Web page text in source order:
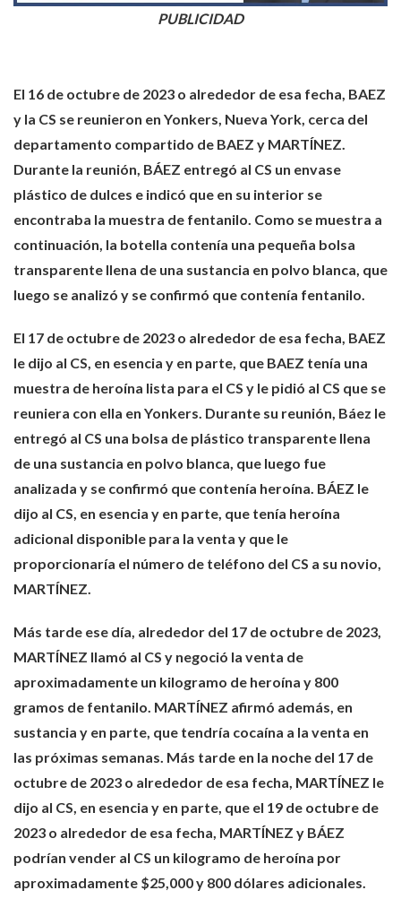
PUBLICIDAD
El 16 de octubre de 2023 o alrededor de esa fecha, BAEZ
y la CS se reunieron en Yonkers, Nueva York, cerca del
departamento compartido de BAEZ y MARTÍNEZ.
Durante la reunión, BÁEZ entregó al CS un envase
plástico de dulces e indicó que en su interior se
encontraba la muestra de fentanilo. Como se muestra a
continuación, la botella contenía una pequeña bolsa
transparente llena de una sustancia en polvo blanca, que
luego se analizó y se confirmó que contenía fentanilo.
El 17 de octubre de 2023 o alrededor de esa fecha, BAEZ
le dijo al CS, en esencia y en parte, que BAEZ tenía una
muestra de heroína lista para el CS y le pidió al CS que se
reuniera con ella en Yonkers. Durante su reunión, Báez le
entregó al CS una bolsa de plástico transparente llena
de una sustancia en polvo blanca, que luego fue
analizada y se confirmó que contenía heroína. BÁEZ le
dijo al CS, en esencia y en parte, que tenía heroína
adicional disponible para la venta y que le
proporcionaría el número de teléfono del CS a su novio,
MARTÍNEZ.
Más tarde ese día, alrededor del 17 de octubre de 2023,
MARTÍNEZ llamó al CS y negoció la venta de
aproximadamente un kilogramo de heroína y 800
gramos de fentanilo. MARTÍNEZ afirmó además, en
sustancia y en parte, que tendría cocaína a la venta en
las próximas semanas. Más tarde en la noche del 17 de
octubre de 2023 o alrededor de esa fecha, MARTÍNEZ le
dijo al CS, en esencia y en parte, que el 19 de octubre de
2023 o alrededor de esa fecha, MARTÍNEZ y BÁEZ
podrían vender al CS un kilogramo de heroína por
aproximadamente $25,000 y 800 dólares adicionales.